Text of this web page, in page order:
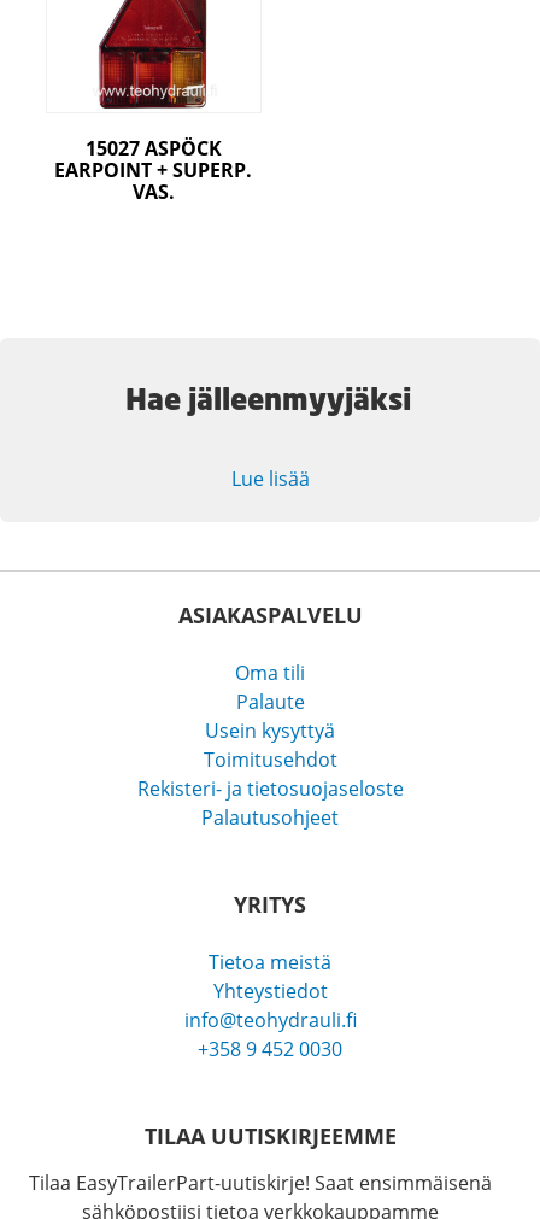
15027 ASPÖCK
EARPOINT + SUPERP.
VAS.
Hae jälleenmyyjäksi
Lue lisää
ASIAKASPALVELU
Oma tili
Palaute
Usein kysyttyä
Toimitusehdot
Rekisteri- ja tietosuojaseloste
Palautusohjeet
YRITYS
Tietoa meistä
Yhteystiedot
info@teohydrauli.fi
+358 9 452 0030
TILAA UUTISKIRJEEMME
Tilaa EasyTrailerPart-uutiskirje! Saat ensimmäisenä
sähköpostiisi tietoa verkkokauppamme